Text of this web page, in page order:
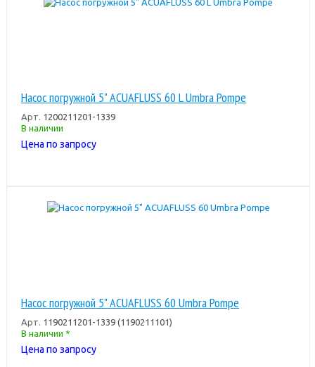
Насос погружной 5" ACUAFLUSS 60 L Umbra Pompe
Арт. 1200211201-1339
В наличии
Цена по запросу
Насос погружной 5" ACUAFLUSS 60 Umbra Pompe
Арт. 1190211201-1339 (1190211101)
В наличии *
Цена по запросу